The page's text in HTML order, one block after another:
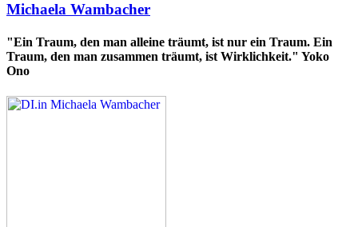
Michaela Wambacher
"Ein Traum, den man alleine träumt, ist nur ein Traum. Ein
Traum, den man zusammen träumt, ist Wirklichkeit." Yoko
Ono